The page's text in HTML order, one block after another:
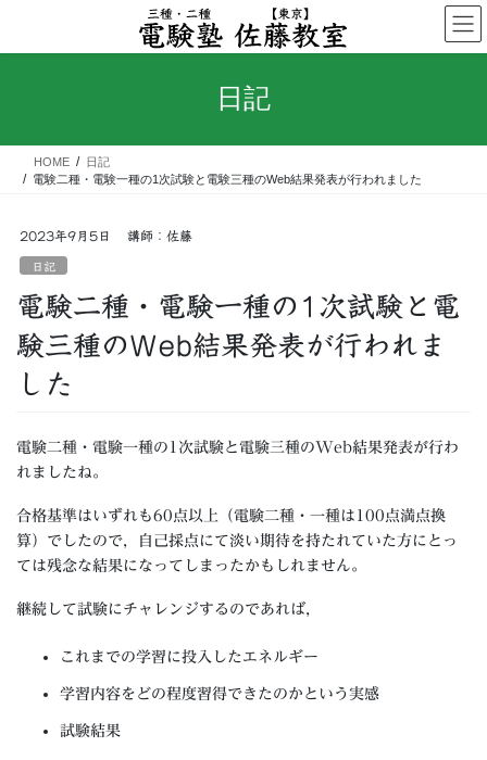
テ
ス
ゲ
ン
日記
HOME
日記
電験二種・電験一種の1次試験と電験三種のWeb結果発表が行われました
2023年9月5日 講師：佐藤
日記
電験二種・電験一種の1次試験と電
験三種のWeb結果発表が行われま
した
電験二種・電験一種の1次試験と電験三種のWeb結果発表が行わ
れましたね。
合格基準はいずれも60点以上（電験二種・一種は100点満点換
算）でしたので，自己採点にて淡い期待を持たれていた方にとっ
ては残念な結果になってしまったかもしれません。
継続して試験にチャレンジするのであれば，
これまでの学習に投入したエネルギー
学習内容をどの程度習得できたのかという実感
試験結果